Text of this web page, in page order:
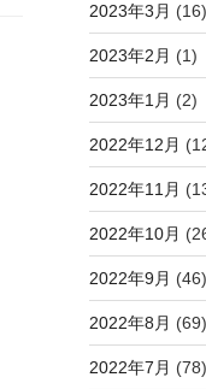
2023年3月 (16)
2023年2月 (1)
2023年1月 (2)
2022年12月
2022年11月
2022年10月
2022年9月 (46)
2022年8月 (69)
2022年7月 (78)